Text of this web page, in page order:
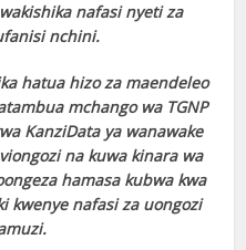
nafasi nyeti za
nchini.
hatua hizo za maendeleo
mchango wa TGNP
KanziData ya wanawake
na kuwa kinara wa
hamasa kubwa kwa
kwenye nafasi za uongozi